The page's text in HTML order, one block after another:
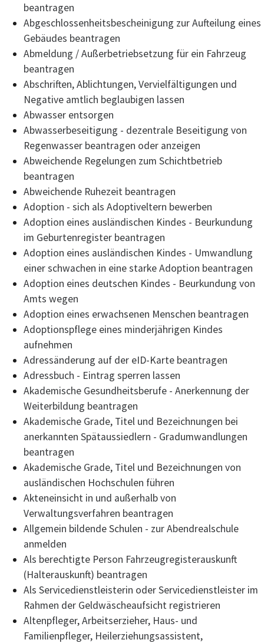
beantragen
Abgeschlossenheitsbescheinigung zur Aufteilung eines
Gebäudes beantragen
Abmeldung / Außerbetriebsetzung für ein Fahrzeug
beantragen
Abschriften, Ablichtungen, Vervielfältigungen und
Negative amtlich beglaubigen lassen
Abwasser entsorgen
Abwasserbeseitigung - dezentrale Beseitigung von
Regenwasser beantragen oder anzeigen
Abweichende Regelungen zum Schichtbetrieb
beantragen
Abweichende Ruhezeit beantragen
Adoption - sich als Adoptiveltern bewerben
Adoption eines ausländischen Kindes - Beurkundung
im Geburtenregister beantragen
Adoption eines ausländischen Kindes - Umwandlung
einer schwachen in eine starke Adoption beantragen
Adoption eines deutschen Kindes - Beurkundung von
Amts wegen
Adoption eines erwachsenen Menschen beantragen
Adoptionspflege eines minderjährigen Kindes
aufnehmen
Adressänderung auf der eID-Karte beantragen
Adressbuch - Eintrag sperren lassen
Akademische Gesundheitsberufe - Anerkennung der
Weiterbildung beantragen
Akademische Grade, Titel und Bezeichnungen bei
anerkannten Spätaussiedlern - Gradumwandlungen
beantragen
Akademische Grade, Titel und Bezeichnungen von
ausländischen Hochschulen führen
Akteneinsicht in und außerhalb von
Verwaltungsverfahren beantragen
Allgemein bildende Schulen - zur Abendrealschule
anmelden
Als berechtigte Person Fahrzeugregisterauskunft
(Halterauskunft) beantragen
Als Servicedienstleisterin oder Servicedienstleister im
Rahmen der Geldwäscheaufsicht registrieren
Altenpfleger, Arbeitserzieher, Haus- und
Familienpfleger, Heilerziehungsassistent,